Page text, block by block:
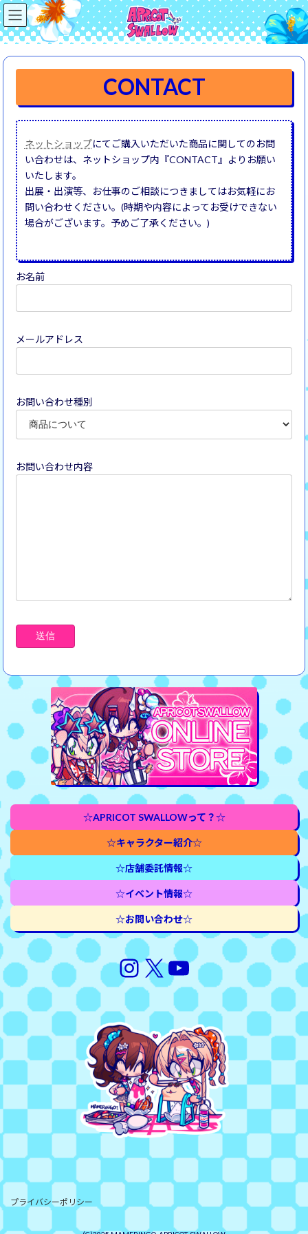
コ
ン
テ
ン
ツ
ナ
ビ
ゲ
ー
シ
CONTACT
ネットショップにてご購入いただいた商品に関してのお問
い合わせは、ネットショップ内『CONTACT』よりお願い
いたします。
出展・出演等、お仕事のご相談につきましてはお気軽にお
問い合わせください。(時期や内容によってお受けできない
場合がございます。予めご了承ください。)
お名前
メールアドレス
お問い合わせ種別
お問い合わせ内容
☆APRICOT SWALLOWって？☆
☆キャラクター紹介☆
☆店舗委託情報☆
☆イベント情報☆
☆お問い合わせ☆
Instagram
X YouTube
プライバシーポリシー